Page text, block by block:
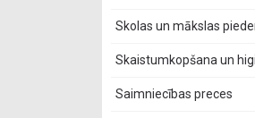
Skolas un mākslas
Skaistumkopšana un
Saimniecības preces